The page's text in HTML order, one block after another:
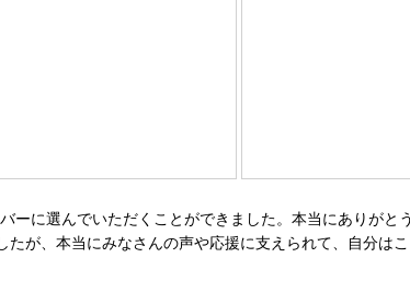
ーに選んでいただくことができました。本当にありが
が、本当にみなさんの声や応援に支えられて、自分はこ